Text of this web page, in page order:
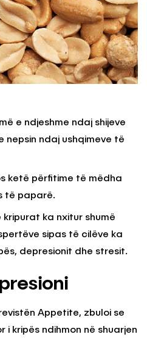
e ndjeshme ndaj shijeve
ndaj ushqimeve të
ketë përfitime të mëdha
të paparë.
kripurat ka nxitur shumë
sipas të cilëve ka
depresionit dhe stresit.
Appetite, zbuloi se
i kripës ndihmon në shuarjen